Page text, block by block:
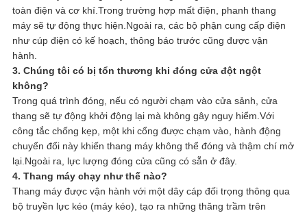
toàn điện và cơ khí.Trong trường hợp mất điện, phanh thang
máy sẽ tự động thực hiện.Ngoài ra, các bộ phận cung cấp điện
như cúp điện có kế hoạch, thông báo trước cũng được vận
hành.
3. Chúng tôi có bị tổn thương khi đóng cửa đột ngột
không?
Trong quá trình đóng, nếu có người chạm vào cửa sảnh, cửa
thang sẽ tự động khởi động lại mà không gây nguy hiểm.Với
công tắc chống kẹp, một khi cổng được chạm vào, hành động
chuyển đổi này khiến thang máy không thể đóng và thậm chí mở
lại.Ngoài ra, lực lượng đóng cửa cũng có sẵn ở đây.
4. Thang máy chạy như thế nào?
Thang máy được vận hành với một dây cáp đối trọng thông qua
bộ truyền lực kéo (máy kéo), tạo ra những thăng trầm trên